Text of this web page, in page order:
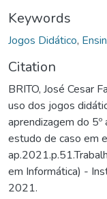
Keywords
Jogos Didático,
Citation
BRITO, José Cesar
uso dos jogos
aprendizagem do 5º
estudo de caso em
em Informática) -
2021.